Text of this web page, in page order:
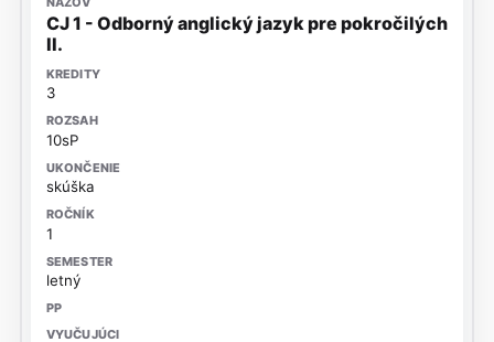
CJ 1 - Odborný anglický jazyk pre pokročilých
II.
3
10sP
skúška
1
letný